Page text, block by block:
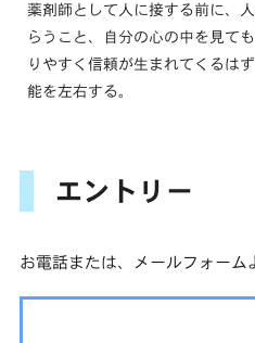
薬剤師として人に接する前に、
らうこと、自分の心の中を見て
りやすく信頼が生まれてくるは
能を左右する。
エントリー
お電話または、メールフォーム